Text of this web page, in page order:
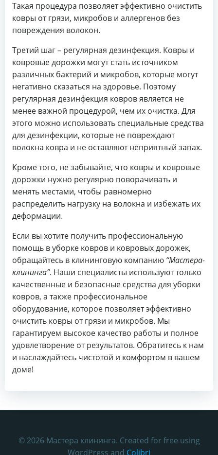
Такая процедура позволяет эффективно очистить
ковры от грязи, микробов и аллергенов без
повреждения волокон.
Третий шаг – регулярная дезинфекция. Ковры и
ковровые дорожки могут стать источником
различных бактерий и микробов, которые могут
негативно сказаться на здоровье. Поэтому
регулярная дезинфекция ковров является не
менее важной процедурой, чем их очистка. Для
этого можно использовать специальные средства
для дезинфекции, которые не повреждают
волокна ковра и не оставляют неприятный запах.
Кроме того, не забывайте, что ковры и ковровые
дорожки нужно регулярно поворачивать и
менять местами, чтобы равномерно
распределить нагрузку на волокна и избежать их
деформации.
Если вы хотите получить профессиональную
помощь в уборке ковров и ковровых дорожек,
обращайтесь в клининговую компанию “Мастера-
клининга”. Наши специалисты используют только
качественные и безопасные средства для уборки
ковров, а также профессиональное
оборудование, которое позволяет эффективно
очистить ковры от грязи и микробов. Мы
гарантируем высокое качество работы и полное
удовлетворение от результатов. Обратитесь к нам
и наслаждайтесь чистотой и комфортом в вашем
доме!
© 2026 Мастера клининга. Created for free using
WordPress and Colibri